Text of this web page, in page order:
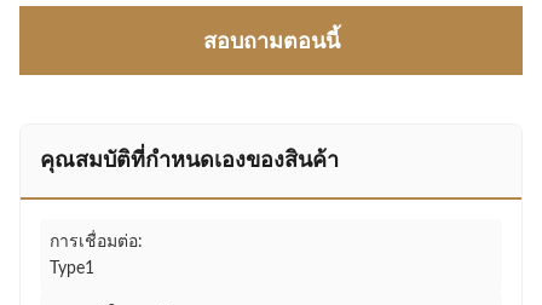
สอบถามตอนนี้
คุณสมบัติที่กําหนดเองของสินค้า
การเชื่อมต่อ:
Type1